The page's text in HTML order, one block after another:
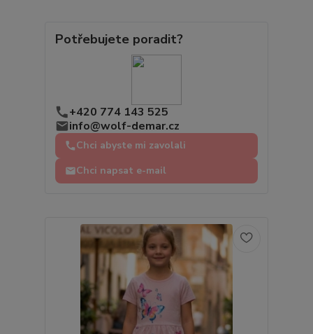
Potřebujete poradit?
+420 774 143 525
info@wolf-demar.cz
Chci abyste mi zavolali
Chci napsat e-mail